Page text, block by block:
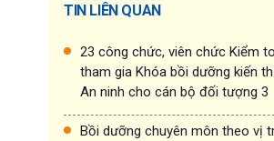
TIN LIÊN QUAN
23 công chức, viên chức Kiểm
tham gia Khóa bồi dưỡng kiến
An ninh cho cán bộ đối tượng 3
Bồi dưỡng chuyên môn theo vị